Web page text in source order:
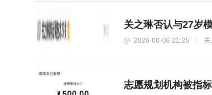
关之琳否认与27岁
2026-08-06 21:25
志愿规划机构被指